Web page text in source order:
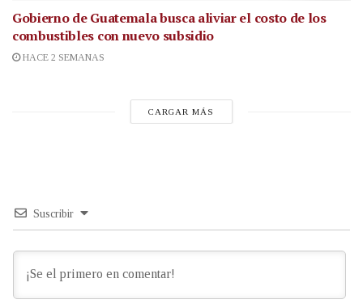
Gobierno de Guatemala busca aliviar el costo de los
combustibles con nuevo subsidio
HACE 2 SEMANAS
CARGAR MÁS
Suscribir